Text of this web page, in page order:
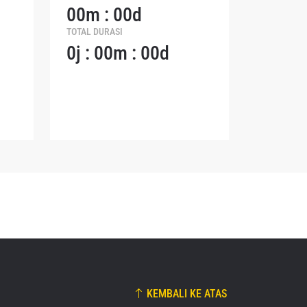
00m : 00d
TOTAL DURASI
0j : 00m : 00d
KEMBALI KE ATAS
dan